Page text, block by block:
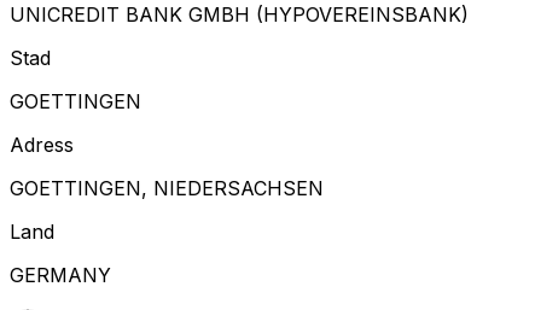
UNICREDIT BANK GMBH (HYPOVEREINSBANK)
Stad
GOETTINGEN
Adress
GOETTINGEN, NIEDERSACHSEN
Land
GERMANY